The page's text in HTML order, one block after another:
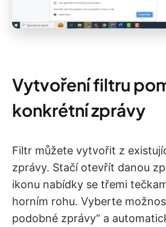
Vytvoření filtru
konkrétní zprávy
Filtr můžete vytvořit z
zprávy. Stačí otevřít danou
ikonu nabídky se třemi
horním rohu. Vyberte
podobné zprávy“ a